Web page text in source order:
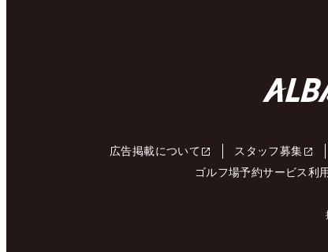
広告掲載について スタッフ募集
ゴルフ場予約サービス利